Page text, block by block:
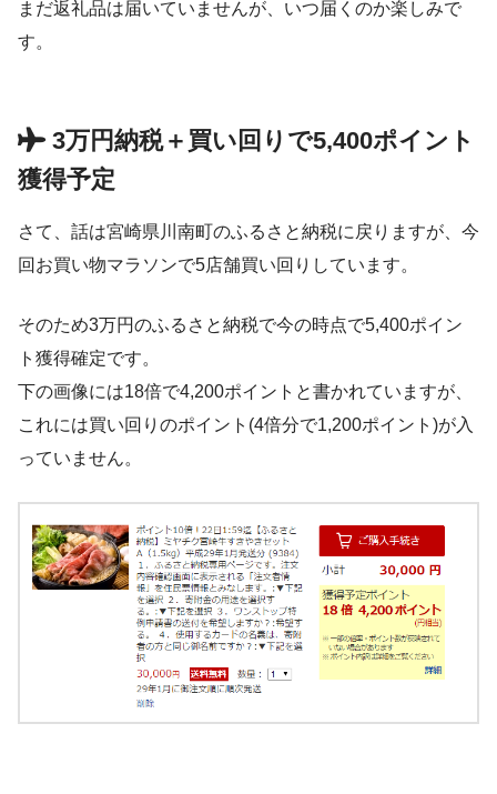
まだ返礼品は届いていませんが、いつ届くのか楽しみで
す。
3万円納税＋買い回りで5,400ポイント
獲得予定
さて、話は宮崎県川南町のふるさと納税に戻りますが、今
回お買い物マラソンで5店舗買い回りしています。
そのため3万円のふるさと納税で今の時点で5,400ポイン
ト獲得確定です。
下の画像には18倍で4,200ポイントと書かれていますが、
これには買い回りのポイント(4倍分で1,200ポイント)が入
っていません。